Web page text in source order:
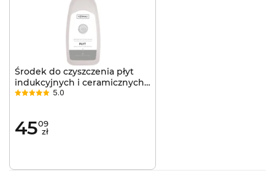
Głębokość:52 cm
Poszerzaj swoje kulinarne możliwości i ...
pola grzewcze
Płyta KIH 6444-4B ma możliwość zwiększenia pola
grzewczego gdy tego potrzebujesz. Polega to na
jedno. Większe pole grzewcze oznacza więcej
miejsca dla dużych gabarytowo naczyń oraz tych o
Środek do czyszczenia płyt
indukcyjnych i ceramicznych
Kernau 0,75 l
5.0
4509
zł